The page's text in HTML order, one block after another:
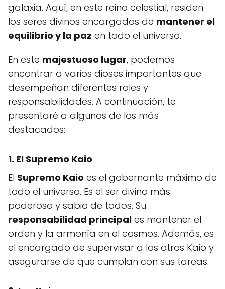
galaxia. Aquí, en este reino celestial, residen
los seres divinos encargados de mantener el
equilibrio y la paz en todo el universo.
En este majestuoso lugar, podemos
encontrar a varios dioses importantes que
desempeñan diferentes roles y
responsabilidades. A continuación, te
presentaré a algunos de los más
destacados:
1. El Supremo Kaio
El Supremo Kaio es el gobernante máximo de
todo el universo. Es el ser divino más
poderoso y sabio de todos. Su
responsabilidad principal es mantener el
orden y la armonía en el cosmos. Además, es
el encargado de supervisar a los otros Kaio y
asegurarse de que cumplan con sus tareas.